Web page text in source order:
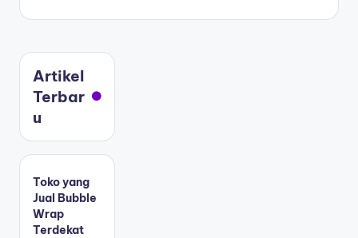
Artikel
Terbar
u
Toko yang
Jual Bubble
Wrap
Terdekat